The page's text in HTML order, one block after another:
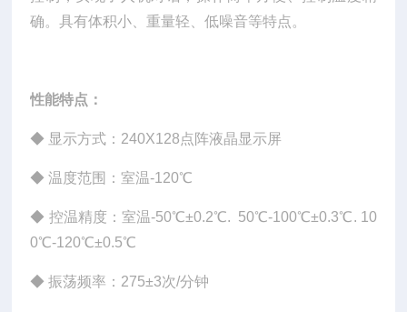
确。具有体积小、重量轻、低噪音等特点。
性能特点：
◆ 显示方式：240X128点阵液晶显示屏
◆温度范围：室温-120℃
◆ 控温精度：室温-50℃±0.2℃. 50℃-100℃±0.3℃. 10
0℃-120℃±0.5℃
◆振荡频率：275±3次/分钟